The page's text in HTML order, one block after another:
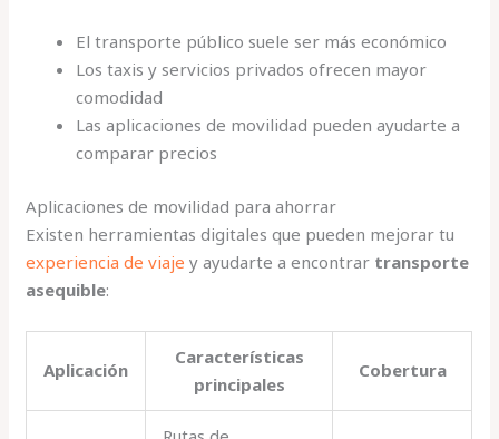
El transporte público suele ser más económico
Los taxis y servicios privados ofrecen mayor
comodidad
Las aplicaciones de movilidad pueden ayudarte a
comparar precios
Aplicaciones de movilidad para ahorrar
Existen herramientas digitales que pueden mejorar tu
experiencia de viaje y ayudarte a encontrar transporte
asequible:
Aplicación
Características
principales
Cobertura